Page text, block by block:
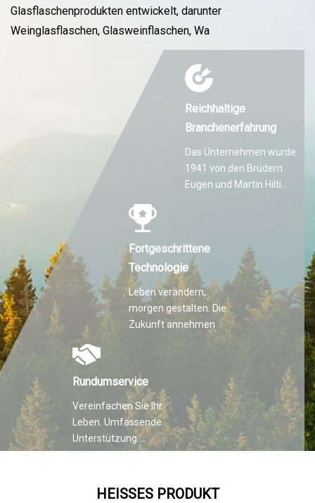
Glasflaschenprodukten entwickelt, darunter
Weinglasflaschen, Glasweinflaschen, Wa
Reichhaltige
Branchenerfahrung
Das Unternehmen wurde
1941 von den Brüdern
Eugen und Martin Hilti
Fortgeschrittene
Technologie
Leben verändern,
morgen gestalten. Die
Zukunft annehmen
Rundumservice
Vereinfachen Sie Ihr
Leben. Umfassende
Unterstützung.
Überragende Qualität.
HEISSES PRODUKT